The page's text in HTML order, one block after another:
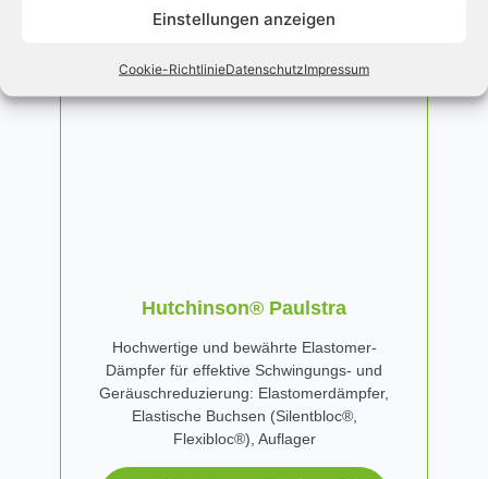
Einstellungen anzeigen
Cookie-RichtlinieDatenschutzImpressum
Hutchinson® Paulstra
Hochwertige und bewährte Elastomer-
Dämpfer für effektive Schwingungs- und
Geräuschreduzierung: Elastomerdämpfer,
Elastische Buchsen (Silentbloc®,
Flexibloc®), Auflager